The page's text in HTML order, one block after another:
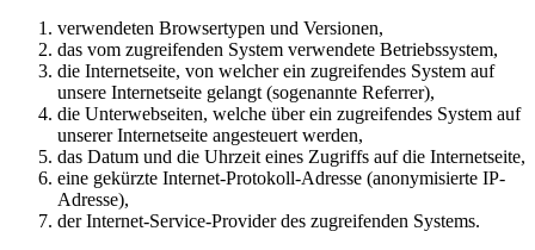
verwendeten Browsertypen und Versionen,
das vom zugreifenden System verwendete Betriebssystem,
die Internetseite, von welcher ein zugreifendes System auf
unsere Internetseite gelangt (sogenannte Referrer),
die Unterwebseiten, welche über ein zugreifendes System auf
unserer Internetseite angesteuert werden,
das Datum und die Uhrzeit eines Zugriffs auf die Internetseite,
eine gekürzte Internet-Protokoll-Adresse (anonymisierte IP-
Adresse),
der Internet-Service-Provider des zugreifenden Systems.